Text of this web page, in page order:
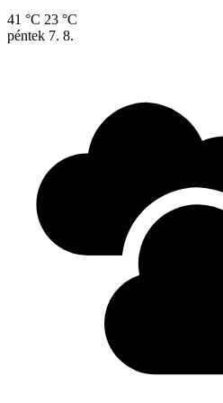
41 °C 23 °C
péntek 7. 8.